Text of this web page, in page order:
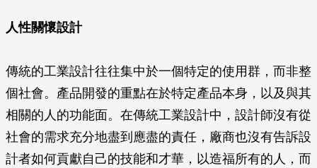
人性關懷設計
傳統的工業設計往往集中於一個特定的使用群，而非整
個社會。產品開發的重點在於特定產品本身，以及與其
相關的人的功能面。在傳統工業設計中，設計師沒有從
社會的需求充分地盡到應盡的責任，廠商也沒有告訴設
計者如何貢獻自己的技能和才華，以造福所有的人，而